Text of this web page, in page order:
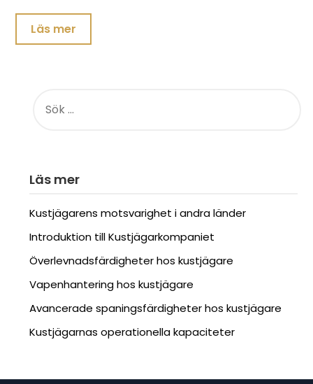
Läs mer
Läs mer
Kustjägarens motsvarighet i andra länder
Introduktion till Kustjägarkompaniet
Överlevnadsfärdigheter hos kustjägare
Vapenhantering hos kustjägare
Avancerade spaningsfärdigheter hos kustjägare
Kustjägarnas operationella kapaciteter